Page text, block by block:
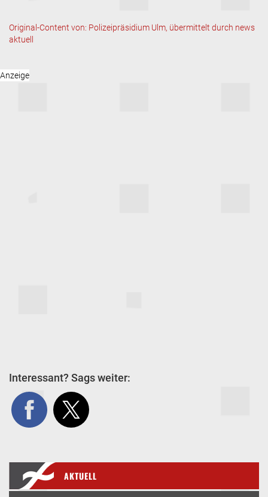
Original-Content von: Polizeipräsidium Ulm, übermittelt durch news
aktuell
Interessant? Sags weiter:
AKTUELL